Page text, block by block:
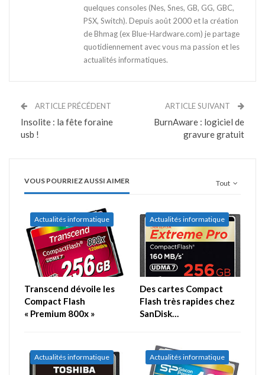
quelques consoles (Nes, Snes, GB, GG, GBC,
PSX, Switch). Depuis août 2000 et la création
de Bhmag (ex Blue-Hardware.com) je partage
quotidiennement avec vous ma passion et les
actualités informatiques.
ARTICLE PRÉCÉDENT
Insolite : la fête foraine
usb !
ARTICLE SUIVANT
BurnAware : logiciel de
gravure gratuit
Tout
VOUS POURRIEZ AUSSI AIMER
Actualités informatique
Transcend dévoile les
Compact Flash
« Premium 800x »
Actualités informatique
Des cartes Compact
Flash très rapides chez
SanDisk…
Actualités informatique Actualités informatique